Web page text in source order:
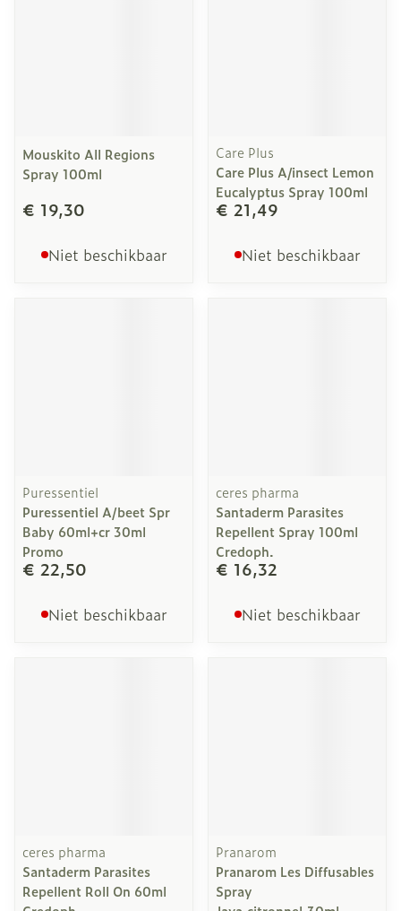
Mouskito All Regions
Spray 100ml
€ 19,30
Niet beschikbaar
Care Plus
Care Plus A/insect Lemon
Eucalyptus Spray 100ml
€ 21,49
Niet beschikbaar
Puressentiel
Puressentiel A/beet Spr
Baby 60ml+cr 30ml
Promo
€ 22,50
Niet beschikbaar
ceres pharma
Santaderm Parasites
Repellent Spray 100ml
Credoph.
€ 16,32
Niet beschikbaar
ceres pharma
Santaderm Parasites
Repellent Roll On 60ml
Pranarom
Pranarom Les Diffusables
Spray